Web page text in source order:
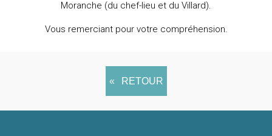
Moranche (du chef-lieu et du Villard).
Vous remerciant pour votre compréhension.
RETOUR